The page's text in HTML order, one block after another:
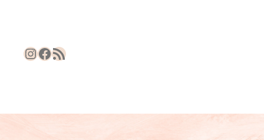
InstagramFacebook RSS Feed